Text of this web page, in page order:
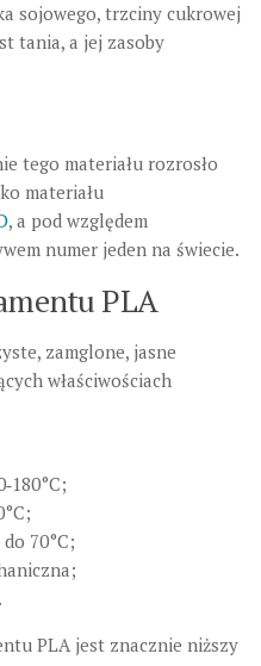
sojowego, trzciny cukrowej
tania, a jej zasoby
tego materiału rozrosło
materiału
, a pod względem
numer jeden na świecie.
PLA
zamglone, jasne
właściwościach
70°C;
PLA jest znacznie niższy